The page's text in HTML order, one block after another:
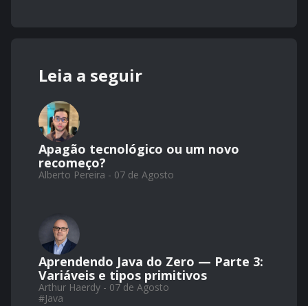
Leia a seguir
Apagão tecnológico ou um novo
recomeço?
Alberto Pereira - 07 de Agosto
Aprendendo Java do Zero — Parte 3:
Variáveis e tipos primitivos
Arthur Haerdy - 07 de Agosto
#Java